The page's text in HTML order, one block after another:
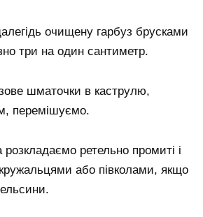
очищену гарбуз брусками
три на один сантиметр.
шматочки в каструлю,
перемішуємо.
ретельно промиті і
кружальцями або півколами, якщо